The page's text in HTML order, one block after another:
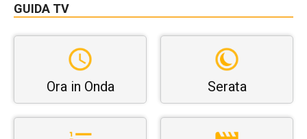
GUIDA TV
Ora in Onda Serata